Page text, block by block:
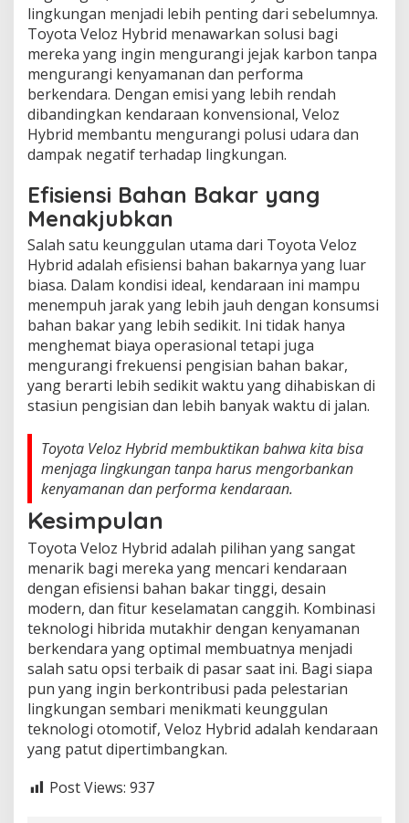
lingkungan menjadi lebih penting dari sebelumnya.
Toyota Veloz Hybrid menawarkan solusi bagi
mereka yang ingin mengurangi jejak karbon tanpa
mengurangi kenyamanan dan performa
berkendara. Dengan emisi yang lebih rendah
dibandingkan kendaraan konvensional, Veloz
Hybrid membantu mengurangi polusi udara dan
dampak negatif terhadap lingkungan.
Efisiensi Bahan Bakar yang
Menakjubkan
Salah satu keunggulan utama dari Toyota Veloz
Hybrid adalah efisiensi bahan bakarnya yang luar
biasa. Dalam kondisi ideal, kendaraan ini mampu
menempuh jarak yang lebih jauh dengan konsumsi
bahan bakar yang lebih sedikit. Ini tidak hanya
menghemat biaya operasional tetapi juga
mengurangi frekuensi pengisian bahan bakar,
yang berarti lebih sedikit waktu yang dihabiskan di
stasiun pengisian dan lebih banyak waktu di jalan.
Toyota Veloz Hybrid membuktikan bahwa kita bisa
menjaga lingkungan tanpa harus mengorbankan
kenyamanan dan performa kendaraan.
Kesimpulan
Toyota Veloz Hybrid adalah pilihan yang sangat
menarik bagi mereka yang mencari kendaraan
dengan efisiensi bahan bakar tinggi, desain
modern, dan fitur keselamatan canggih. Kombinasi
teknologi hibrida mutakhir dengan kenyamanan
berkendara yang optimal membuatnya menjadi
salah satu opsi terbaik di pasar saat ini. Bagi siapa
pun yang ingin berkontribusi pada pelestarian
lingkungan sembari menikmati keunggulan
teknologi otomotif, Veloz Hybrid adalah kendaraan
yang patut dipertimbangkan.
Post Views: 937